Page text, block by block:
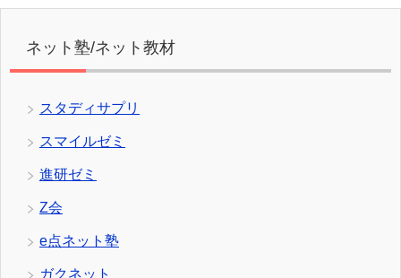
ネット塾/ネット教材
スタディサプリ
スマイルゼミ
進研ゼミ
Z会
e点ネット塾
ガクネット